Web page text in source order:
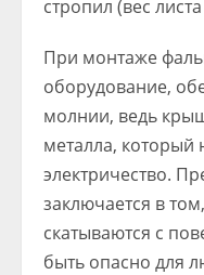
стропил (вес
При монтаже
оборудование,
молнии, ведь
металла, который
электричество.
заключается в
скатываются с
быть опасно для